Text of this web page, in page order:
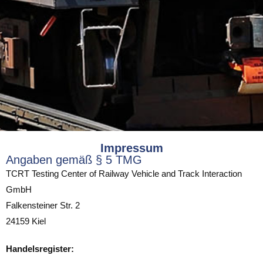
Impressum
Angaben gemäß § 5 TMG
TCRT Testing Center of Railway Vehicle and Track Interaction
GmbH
Falkensteiner Str. 2
24159 Kiel
Handelsregister: